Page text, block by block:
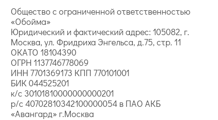
Общество с ограниченной ответственностью
«Обойма»
Юридический и фактический адрес: 105082, г.
Москва, ул. Фридриха Энгельса, д.75, стр. 11
ОКАТО 18104390
ОГРН 1137746778069
ИНН 7701369173 КПП 770101001
БИК 044525201
к/с 30101810000000000201
р/с 40702810342100000054 в ПАО АКБ
«Авангард» г.Москва